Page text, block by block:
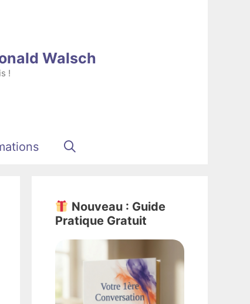
Walsch
!
Nouveau : Guide
Pratique Gratuit